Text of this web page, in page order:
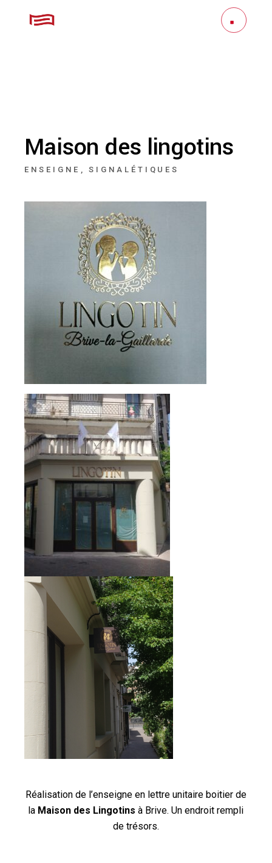
Maison des lingotins
ENSEIGNE SIGNALÉTIQUES
Réalisation de l’enseigne en lettre unitaire boitier de
la Maison des Lingotins à Brive. Un endroit rempli
de trésors.